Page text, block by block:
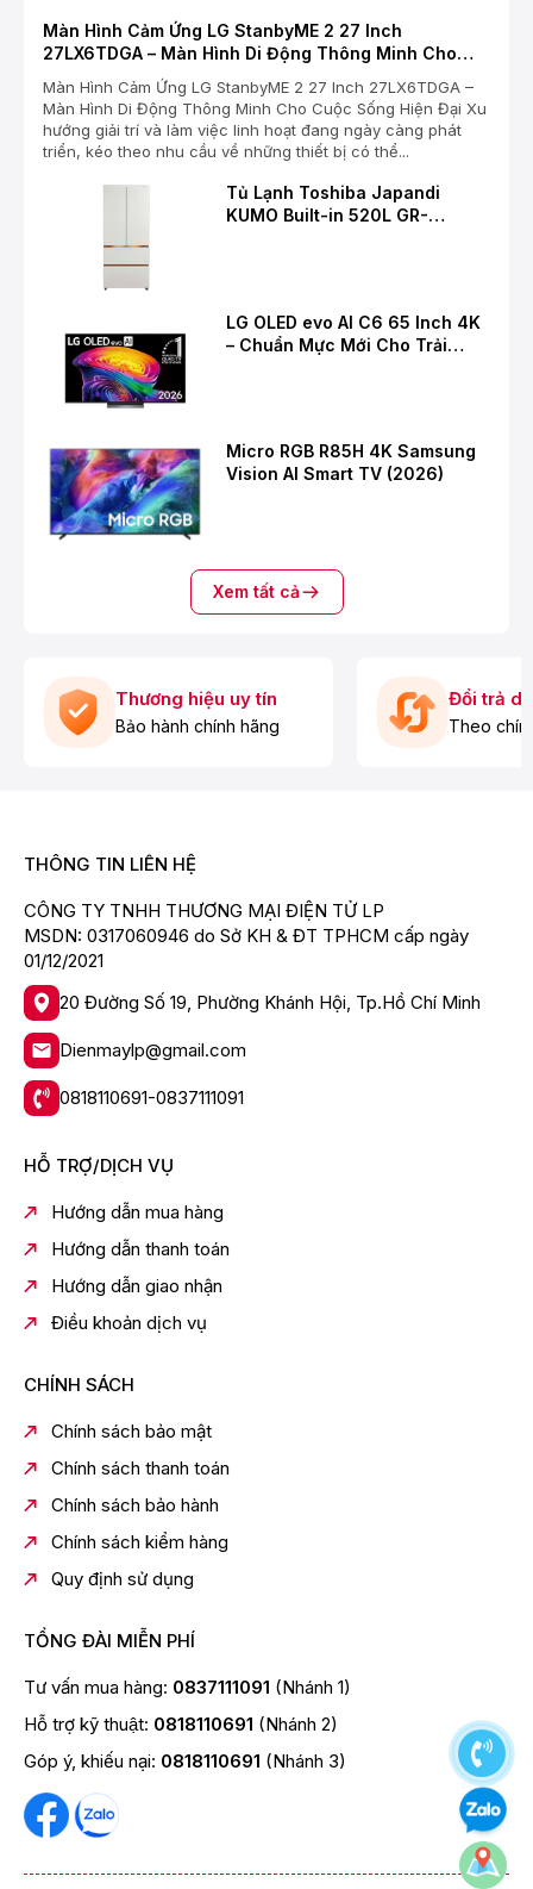
Màn Hình Cảm Ứng LG StanbyME 2 27 Inch
27LX6TDGA – Màn Hình Di Động Thông Minh Cho
Cuộc Sống Hiện Đại
Màn Hình Cảm Ứng LG StanbyME 2 27 Inch 27LX6TDGA –
Màn Hình Di Động Thông Minh Cho Cuộc Sống Hiện Đại Xu
hướng giải trí và làm việc linh hoạt đang ngày càng phát
triển, kéo theo nhu cầu về những thiết bị có thể...
Tủ Lạnh Toshiba Japandi
KUMO Built-in 520L GR-
LG OLED evo AI C6 65 Inch 4K
– Chuẩn Mực Mới Cho Trải
Micro RGB R85H 4K Samsung
Vision AI Smart TV (2026)
Xem tất cả
Thương hiệu uy tín
Bảo hành chính hãng
Đổi trả
Theo
THÔNG TIN LIÊN HỆ
CÔNG TY TNHH THƯƠNG MẠI ĐIỆN TỬ LP
MSDN: 0317060946 do Sở KH & ĐT TPHCM cấp ngày
01/12/2021
20 Đường Số 19, Phường Khánh Hội, Tp.Hồ Chí Minh
Dienmaylp@gmail.com
0818110691-0837111091
HỖ TRỢ/DỊCH VỤ
Hướng dẫn mua hàng
Hướng dẫn thanh toán
Hướng dẫn giao nhận
Điều khoản dịch vụ
CHÍNH SÁCH
Chính sách bảo mật
Chính sách thanh toán
Chính sách bảo hành
Chính sách kiểm hàng
Quy định sử dụng
TỔNG ĐÀI MIỄN PHÍ
Tư vấn mua hàng: 0837111091 (Nhánh 1)
Hỗ trợ kỹ thuật: 0818110691 (Nhánh 2)
Góp ý, khiếu nại: 0818110691 (Nhánh 3)